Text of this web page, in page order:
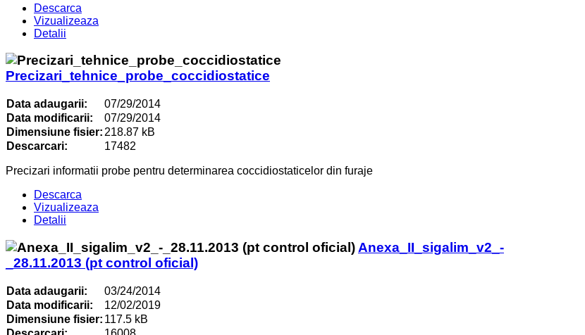
Descarca
Vizualizeaza
Detalii
Precizari_tehnice_probe_coccidiostatice
Data adaugarii:
07/29/2014
Data modificarii:
07/29/2014
Dimensiune fisier: 218.87 kB
Descarcari:
17482
Precizari informatii probe pentru determinarea coccidiostaticelor din furaje
Descarca
Vizualizeaza
Detalii
Anexa_II_sigalim_v2_-
_28.11.2013 (pt control oficial)
Data adaugarii:
03/24/2014
Data modificarii:
12/02/2019
Dimensiune fisier: 117.5 kB